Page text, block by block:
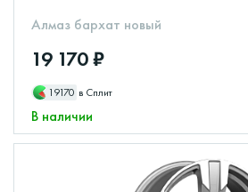
Алмаз бархат новый
19 170 ₽
19170 в Сплит
В наличии